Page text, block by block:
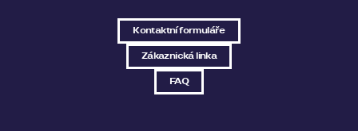
Kontaktní formuláře
Zákaznická linka
FAQ